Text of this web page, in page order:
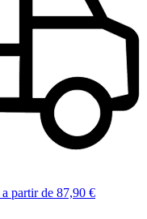
a partir de 87,90 €